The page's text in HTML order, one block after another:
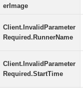
erImage
Client.InvalidParameter
Required.RunnerName
Client.InvalidParameter
Required.StartTime